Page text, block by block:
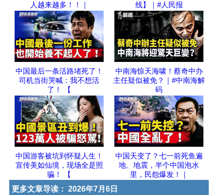
人越来越多！！｜
线】｜#人民报
中国最后一条活路堵死了！
司机当街哭喊：我不想活
了！ 【
中南海惊天海啸！蔡奇中办
主任疑似被免？｜#中南海解
码
中国游客被坑到怀疑人生！
宣传美如仙境，现场全是照
骗！ 【
中国天变了？七一前死鱼遍
地、地震，半个中国泡水
里，民怨爆发！｜
更多文章导读： 2026年7月6日